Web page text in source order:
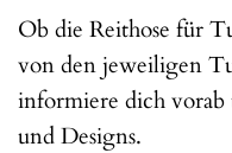
Ob die Reithose für
von den jeweiligen
informiere dich vorab
und Designs.